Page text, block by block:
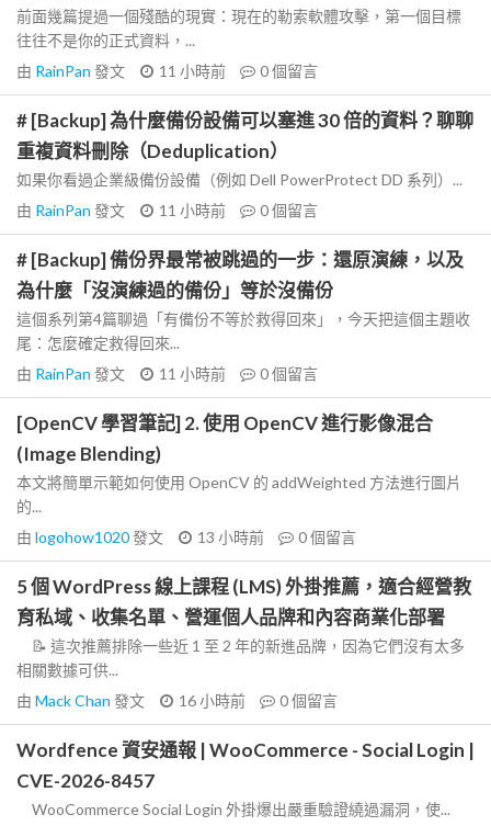
前面幾篇提過一個殘酷的現實：現在的勒索軟體攻擊，第一個目標
往往不是你的正式資料，...
由 RainPan 發文 11 小時前 0個留言
# [Backup] 為什麼備份設備可以塞進 30 倍的資料？聊聊
重複資料刪除（Deduplication）
如果你看過企業級備份設備（例如 Dell PowerProtect DD 系列）...
由 RainPan 發文 11 小時前 0個留言
# [Backup] 備份界最常被跳過的一步：還原演練，以及
為什麼「沒演練過的備份」等於沒備份
這個系列第4篇聊過「有備份不等於救得回來」，今天把這個主題收
尾：怎麼確定救得回來...
由 RainPan 發文 11 小時前 0個留言
[OpenCV 學習筆記] 2. 使用 OpenCV 進行影像混合
(Image Blending)
本文將簡單示範如何使用 OpenCV 的 addWeighted 方法進行圖片
的...
由 logohow1020發文 13 小時前 0個留言
5 個 WordPress 線上課程 (LMS) 外掛推薦，適合經營教
育私域、收集名單、營運個人品牌和內容商業化部署
📝 這次推薦排除一些近 1 至 2 年的新進品牌，因為它們沒有太多
相關數據可供...
由 Mack Chan 發文 16 小時前 0個留言
Wordfence 資安通報 | WooCommerce - Social Login |
CVE-2026-8457
WooCommerce Social Login 外掛爆出嚴重驗證繞過漏洞，使...